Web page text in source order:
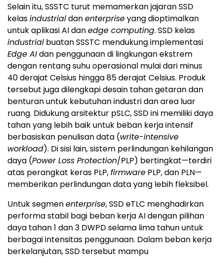
Selain itu, SSSTC turut memamerkan jajaran SSD
kelasindustrialdanenterpriseyang dioptimalkan
untuk aplikasi AI danedge computing. SSD kelas
industrial buatan SSSTC mendukung implementasi
Edge AIdan penggunaan di lingkungan ekstrem
dengan rentang suhu operasional mulai dari minus
40 derajat Celsius hingga 85 derajat Celsius. Produk
tersebut juga dilengkapi desain tahan getaran dan
benturan untuk kebutuhan industri dan area luar
ruang. Didukung arsitektur pSLC, SSD ini memiliki daya
tahan yang lebih baik untuk beban kerja intensif
berbasiskan penulisan data (write-intensive
workload). Di sisi lain, sistem perlindungan kehilangan
daya (Power Loss Protection/PLP) bertingkat—terdiri
atas perangkat keras PLP,firmware PLP, dan PLN—
memberikan perlindungan data yang lebih fleksibel.
Untuk segmenenterprise, SSD eTLC menghadirkan
performa stabil bagi beban kerja AI dengan pilihan
daya tahan 1 dan 3 DWPD selama lima tahun untuk
berbagai intensitas penggunaan. Dalam beban kerja
berkelanjutan, SSD tersebut mampu